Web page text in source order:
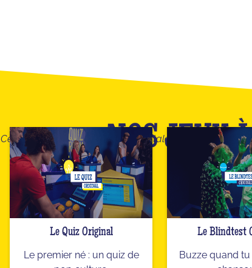
NOS JEUX
Ceci n'est qu'un apercu de notre catalogue nos Quiz
Le Quiz Original
Le premier né : un quiz de
Le Blindtest
Buzze quand